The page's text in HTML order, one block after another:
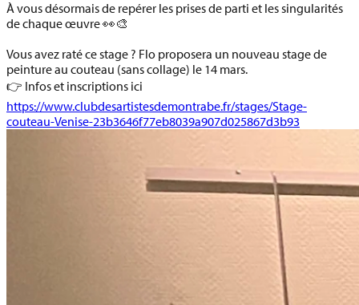
À vous désormais de repérer les prises de parti et les singularités
de chaque œuvre 👀🎨
Vous avez raté ce stage ? Flo proposera un nouveau stage de
peinture au couteau (sans collage) le 14 mars.
👉 Infos et inscriptions ici
https://www.clubdesartistesdemontrabe.fr/stages/Stage-
couteau-Venise-23b3646f77eb8039a907d025867d3b93